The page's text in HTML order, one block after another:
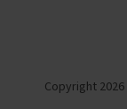
Copyright 2026